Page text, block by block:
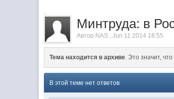
.
Минтруда: в
Автор NAS ,Jun 11 2014 18:55
Тема находится в архиве. Это значит,
В этой теме нет ответов